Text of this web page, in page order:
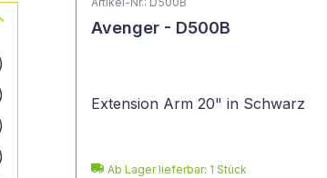
Avenger - D500B
Extension Arm 20" in Schwarz
Ab Lager lieferbar: 1 Stück